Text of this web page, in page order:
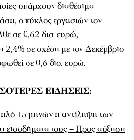
υπάρχουν διαθέσιμα
ο κύκλος εργασιών τον
σε 0,62 δισ. ευρώ,
2,4% σε σχέση με τον Δεκέμβριο
σε 0,6 δισ. ευρώ.
ΕΙΔΗΣΕΙΣ:
15 μηνών η αντίληψη των
εισοδήματα τους – Προς αύξηση